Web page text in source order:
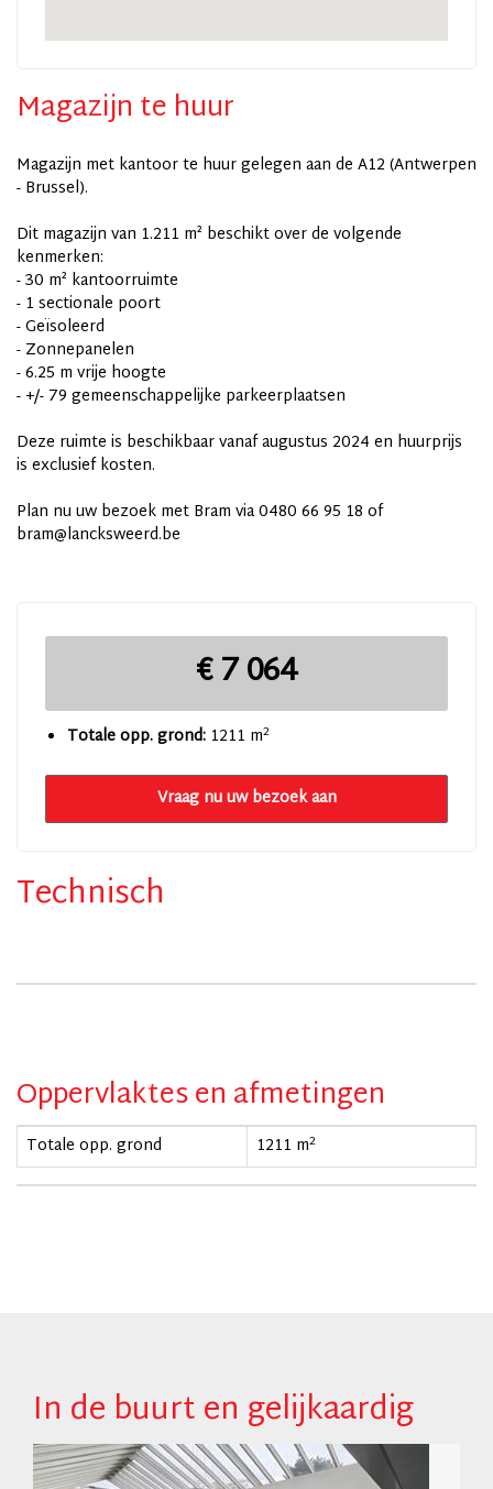
Magazijn te huur
Magazijn met kantoor te huur gelegen aan de A12 (Antwerpen
- Brussel).
Dit magazijn van 1.211 m² beschikt over de volgende
kenmerken:
- 30 m² kantoorruimte
- 1 sectionale poort
- Geïsoleerd
- Zonnepanelen
- 6.25 m vrije hoogte
- +/- 79 gemeenschappelijke parkeerplaatsen
Deze ruimte is beschikbaar vanaf augustus 2024 en huurprijs
is exclusief kosten.
Plan nu uw bezoek met Bram via 0480 66 95 18 of
bram@lancksweerd.be
€ 7 064
Totale opp. grond: 1211 m2
Vraag nu uw bezoek aan
Technisch
Oppervlaktes en afmetingen
Totale opp. grond 1211 m2
In de buurt en gelijkaardig